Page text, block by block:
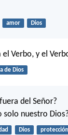
amor Dios
Verbo, y el
de Dios
del Señor?
solo nuestro
Dios protección